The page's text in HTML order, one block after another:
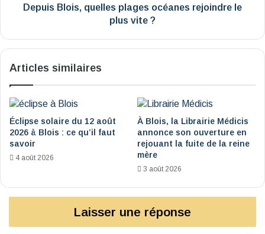
Depuis Blois, quelles plages océanes rejoindre le
plus vite ?
Articles similaires
Éclipse solaire du 12 août
2026 à Blois : ce qu’il faut
savoir
4 août 2026
À Blois, la Librairie Médicis
annonce son ouverture en
rejouant la fuite de la reine
mère
3 août 2026
Laisser une réponse